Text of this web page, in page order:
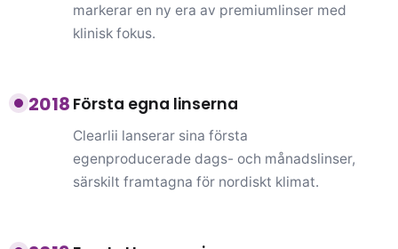
markerar en ny era av premiumlinser med
klinisk fokus.
2018 Första egna linserna
Clearlii lanserar sina första
egenproducerade dags- och månadslinser,
särskilt framtagna för nordiskt klimat.